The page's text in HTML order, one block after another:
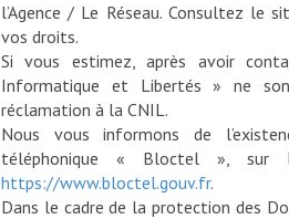
l’Agence / Le Réseau. Consultez le
vos droits.
Si vous estimez, après avoir
Informatique et Libertés » ne
réclamation à la CNIL.
Nous vous informons de
téléphonique « Bloctel », sur
https://www.bloctel.gouv.fr.
Dans le cadre de la protection des